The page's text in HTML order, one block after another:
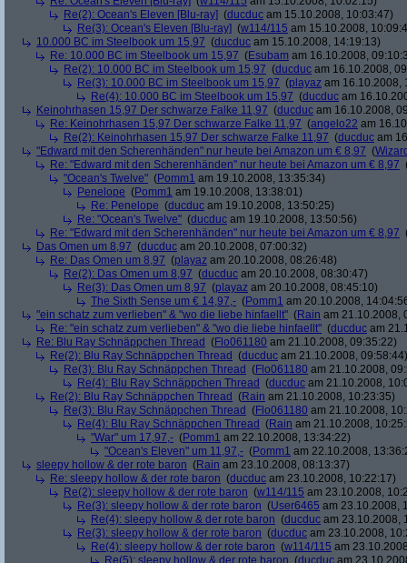
Re(2): Ocean's Eleven [Blu-ray] (ducduc am 15.10.2008, 10:03:47)
Re(3): Ocean's Eleven [Blu-ray] (w114/115 am 15.10.2008,
10.000 BC im Steelbook um 15,97 (ducduc am 15.10.2008, 14:19:13)
Re: 10.000 BC im Steelbook um 15,97 (Esubam am 16.10.2008,
Re(2): 10.000 BC im Steelbook um 15,97 (ducduc am 16.10.2008,
Re(3): 10.000 BC im Steelbook um 15,97 (playaz am 16.10.2008,
Re(4): 10.000 BC im Steelbook um 15,97 (ducduc am
Keinohrhasen 15,97 Der schwarze Falke 11,97 (ducduc am 16.10.2008,
Re: Keinohrhasen 15,97 Der schwarze Falke 11,97 (angelo22 am
Re(2): Keinohrhasen 15,97 Der schwarze Falke 11,97 (ducduc am
"Edward mit den Scherenhänden" nur heute bei Amazon um € 8,97 (
Re: "Edward mit den Scherenhänden" nur heute bei Amazon um € 8,97
"Ocean's Twelve" (Pomm1 am 19.10.2008, 13:35:34)
Penelope (Pomm1 am 19.10.2008, 13:38:01)
Re: Penelope (ducduc am 19.10.2008, 13:50:25)
Re: "Ocean's Twelve" (ducduc am 19.10.2008, 13:50:56)
Re: "Edward mit den Scherenhänden" nur heute bei Amazon um € 8,97
Das Omen um 8,97 (ducduc am 20.10.2008, 07:00:32)
Re: Das Omen um 8,97 (playaz am 20.10.2008, 08:26:48)
Re(2): Das Omen um 8,97 (ducduc am 20.10.2008, 08:30:47)
Re(3): Das Omen um 8,97 (playaz am 20.10.2008, 08:45:10)
The Sixth Sense um € 14,97,- (Pomm1 am 20.10.2008,
"ein schatz zum verlieben" & "wo die liebe hinfaellt" (Rain am 21.10.2008,
Re: "ein schatz zum verlieben" & "wo die liebe hinfaellt" (ducduc am
Re: Blu Ray Schnäppchen Thread (Flo061180 am 21.10.2008, 09:35:22)
Re(2): Blu Ray Schnäppchen Thread (ducduc am 21.10.2008, 09:58:44)
Re(3): Blu Ray Schnäppchen Thread (Flo061180 am 21.10.2008,
Re(4): Blu Ray Schnäppchen Thread (ducduc am 21.10.2008,
Re(2): Blu Ray Schnäppchen Thread (Rain am 21.10.2008, 10:23:35)
Re(3): Blu Ray Schnäppchen Thread (Flo061180 am 21.10.2008,
Re(4): Blu Ray Schnäppchen Thread (Rain am 21.10.2008,
"War" um 17,97,- (Pomm1 am 22.10.2008, 13:34:22)
"Ocean's Eleven" um 11,97,- (Pomm1 am 22.10.2008,
sleepy hollow & der rote baron (Rain am 23.10.2008, 08:13:37)
Re: sleepy hollow & der rote baron (ducduc am 23.10.2008, 10:22:17)
Re(2): sleepy hollow & der rote baron (w114/115 am 23.10.2008,
Re(3): sleepy hollow & der rote baron (User6465 am 23.10.2008,
Re(4): sleepy hollow & der rote baron (ducduc am 23.10.2008,
Re(3): sleepy hollow & der rote baron (ducduc am 23.10.2008,
Re(4): sleepy hollow & der rote baron (w114/115 am
Re(5): sleepy hollow & der rote baron (ducduc am